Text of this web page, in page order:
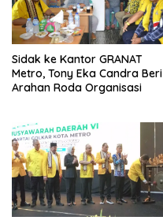
‎Sidak ke Kantor GRANAT
Metro, Tony Eka Candra Beri
Arahan Roda Organisasi